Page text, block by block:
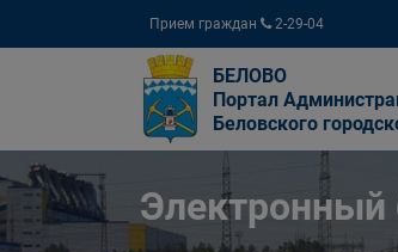
Прием граждан 2-29-04
БЕЛОВО
Портал
Беловского
Электронный